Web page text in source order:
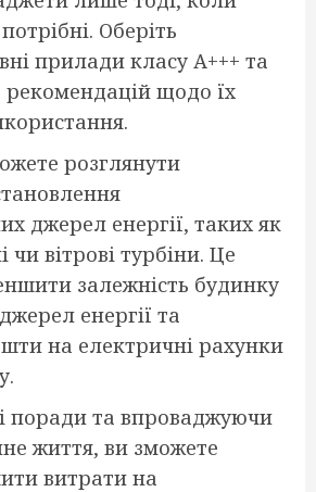
Оберіть
прилади класу А+++ та
рекомендацій щодо їх
розглянути
джерел енергії, таких як
чи вітрові турбіни. Це
залежність будинку
енергії та
на електричні рахунки
поради та впроваджуючи
життя, ви зможете
витрати на